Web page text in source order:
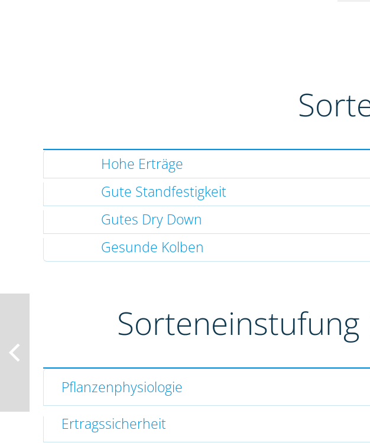
Hohe Erträge
Gute Standfestigkeit
Gutes Dry Down
Gesunde Kolben
Pflanzenphysiologie
Ertragssicherheit